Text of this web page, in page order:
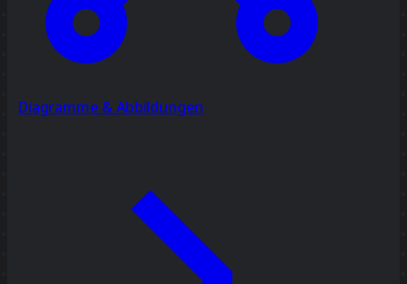
Diagramme & Abbildungen